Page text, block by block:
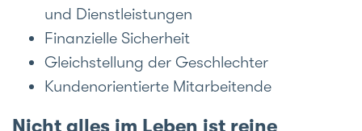
und Dienstleistungen
Finanzielle Sicherheit
Gleichstellung der Geschlechter
Kundenorientierte Mitarbeitende
Nicht alles im Leben ist reine